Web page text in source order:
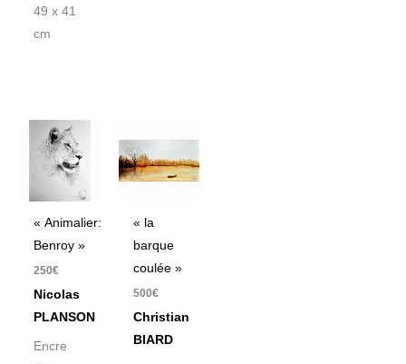
49 x 41
cm
« Animalier:
Benroy »
250€
Nicolas
PLANSON
Encre
« la
barque
coulée »
500€
Christian
BIARD